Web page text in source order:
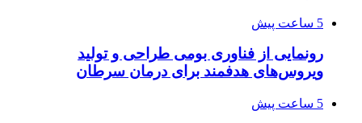
5 ساعت پیش
رونمایی از فناوری بومی طراحی و تولید
ویروس‌های هدفمند برای درمان سرطان
5 ساعت پیش